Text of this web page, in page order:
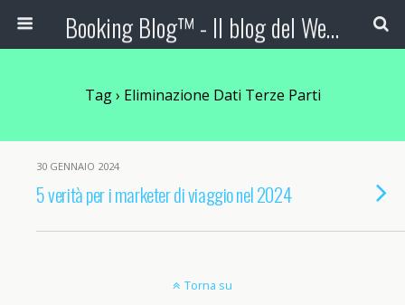
Booking Blog™ - Il blog del Web Marketing Turistico
Tag › Eliminazione Dati Terze Parti
30 GENNAIO 2024
5 verità per i marketer di viaggio nel 2024
Torna su